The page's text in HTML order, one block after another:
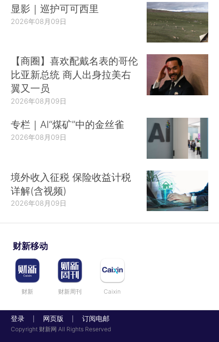
显影｜巡护可可西里
2026年08月09日
【商圈】喜欢配戴名表的哥伦
比亚新总统 商人出身拉美右
翼又一员
2026年08月09日
专栏｜AI“煤矿”中的金丝雀
2026年08月09日
境外收入征税 保险收益计税
详解(含视频)
2026年08月09日
财新移动
财新 财新周刊 Caixin
登录 网页版 订阅电邮
Copyright 财新网 All Rights Reserved